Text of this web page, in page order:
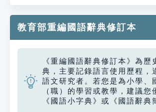
教育部重編國語辭典修訂本
《重編國語辭典修訂本》為歷
典，主要記錄語言使用歷程，
語文研究者。若您是為小學、
（職）的學習或教學，建議您
《國語小字典》或《國語辭典